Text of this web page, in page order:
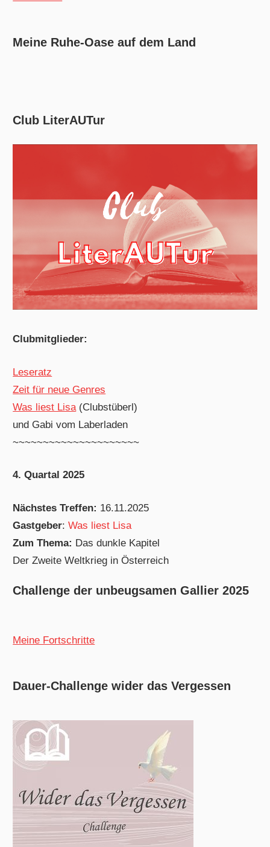
Meine Ruhe-Oase auf dem Land
Club LiterAUTur
Clubmitglieder:
Leseratz
Zeit für neue Genres
Was liest Lisa (Clubstüberl)
und Gabi vom Laberladen
~~~~~~~~~~~~~~~~~~~~~
4. Quartal 2025
Nächstes Treffen: 16.11.2025
Gastgeber:Was liest Lisa
Zum Thema: Das dunkle Kapitel
Der Zweite Weltkrieg in Österreich
Challenge der unbeugsamen Gallier 2025
Meine Fortschritte
Dauer-Challenge wider das Vergessen